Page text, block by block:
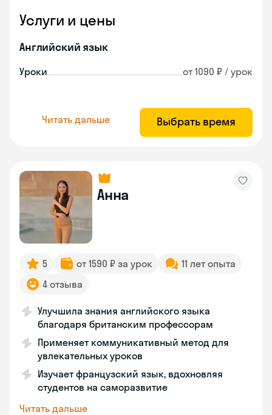
Услуги и цены
Английский язык
Уроки от 1090 ₽ / урок
Читать дальше Выбрать время
Анна
5 от 1590 ₽ за урок
11 лет опыта
4 отзыва
Улучшила знания английского языка
благодаря британским профессорам
Применяет коммуникативный метод для
увлекательных уроков
Изучает французский язык, вдохновляя
студентов на саморазвитие
Читать дальше